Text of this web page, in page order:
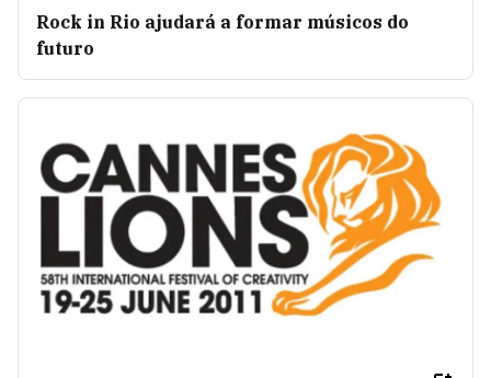
Rock in Rio ajudará a formar músicos do
futuro